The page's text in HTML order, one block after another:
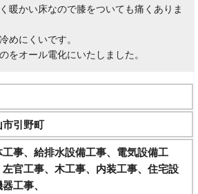
暖かい床なので膝をついても痛くありま
めにくいです。
をオール電化にいたしました。
引野町
事、給排水設備工事、電気設備工
官工事、木工事、内装工事、住宅設
工事、